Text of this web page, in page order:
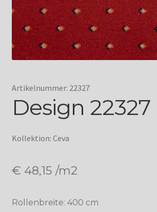
Artikelnummer: 22327
Design 22327
Kollektion: Ceva
€ 48,15 /m2
Rollenbreite: 400 cm